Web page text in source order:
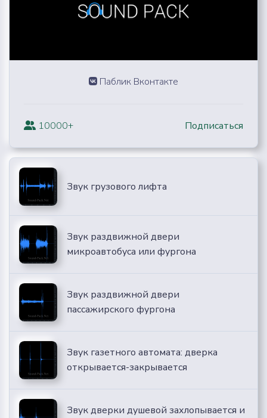
Паблик Вконтакте
10000+ Подписаться
Звук грузового лифта
Звук раздвижной двери
микроавтобуса или фургона
Звук раздвижной двери
пассажирского фургона
Звук газетного автомата: дверка
открывается-закрывается
Звук дверки душевой захлопывается и